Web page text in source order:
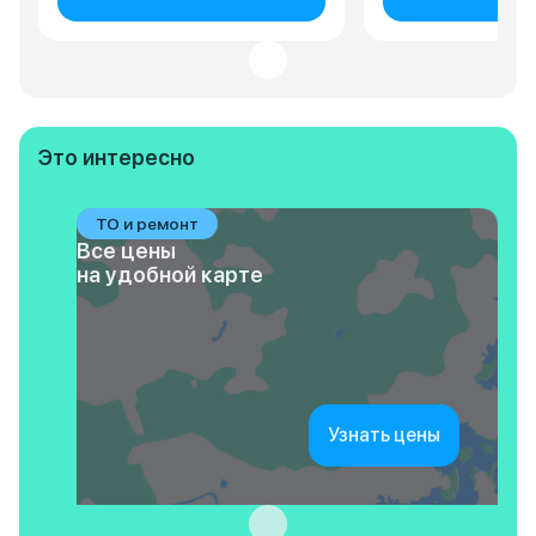
Это интересно
ТО и ремонт
Все цены
на удобной карте
Узнать цены